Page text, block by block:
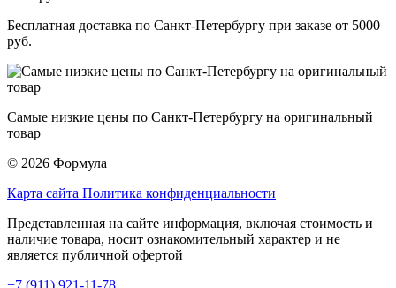
Бесплатная доставка по Санкт-Петербургу при заказе от 5000
руб.
Самые низкие цены по Санкт-Петербургу на оригинальный
товар
© 2026 Формула
Карта сайта Политика конфиденциальности
Представленная на сайте информация, включая стоимость и
наличие товара, носит ознакомительный характер и не
является публичной офертой
+7 (911) 921-11-78